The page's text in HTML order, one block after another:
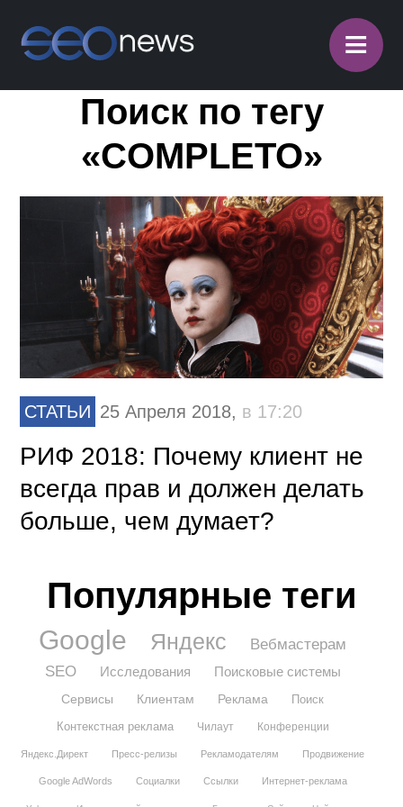
≡
Поиск по тегу
«COMPLETO»
СТАТЬИ 25 Апреля 2018, в 17:20
РИФ 2018: Почему клиент не
всегда прав и должен делать
больше, чем думает?
Популярные теги
Google Яндекс
Вебмастерам
SEO
Исследования Поисковые системы
Сервисы Клиентам Реклама
Поиск
Контекстная реклама
Чилаут Конференции
Яндекс.Директ Пресс-релизы Рекламодателям Продвижение
Google AdWords Социалки Ссылки Интернет-реклама